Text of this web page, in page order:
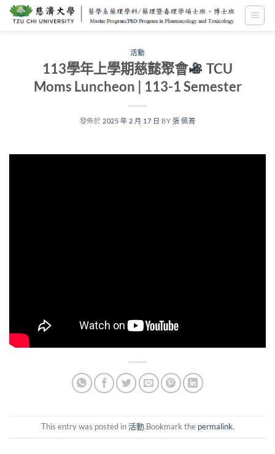
活動
113學年上學期慈懿聚會
TCU
Moms Luncheon | 113-1 Semester
發佈於 2025 年 2 月 17 日 BY 張 佩菁
This entry was posted in活動.Bookmark the permalink.